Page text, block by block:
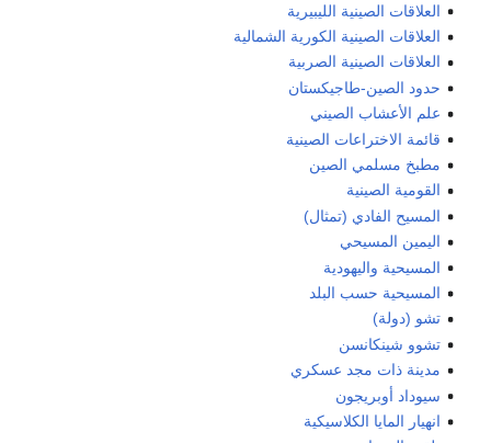
العلاقات الصينية الليبيرية
العلاقات الصينية الكورية الشمالية
العلاقات الصينية الصربية
حدود الصين-طاجيكستان
علم الأعشاب الصيني
قائمة الاختراعات الصينية
مطبخ مسلمي الصين
القومية الصينية
المسيح الفادي (تمثال)
اليمين المسيحي
المسيحية واليهودية
المسيحية حسب البلد
تشو (دولة)
تشوو شينكانسن
مدينة ذات مجد عسكري
سيوداد أوبريجون
انهيار المايا الكلاسيكية